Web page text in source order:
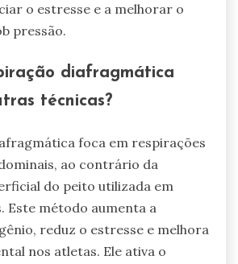
o estresse e a melhorar o
pressão.
diafragmática
técnicas?
foca em respirações
ao contrário da
do peito utilizada em
Este método aumenta a
reduz o estresse e melhora
nos atletas. Ele ativa o